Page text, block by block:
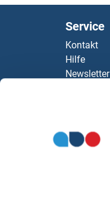
Service
Kontakt
Hilfe
Newsletter